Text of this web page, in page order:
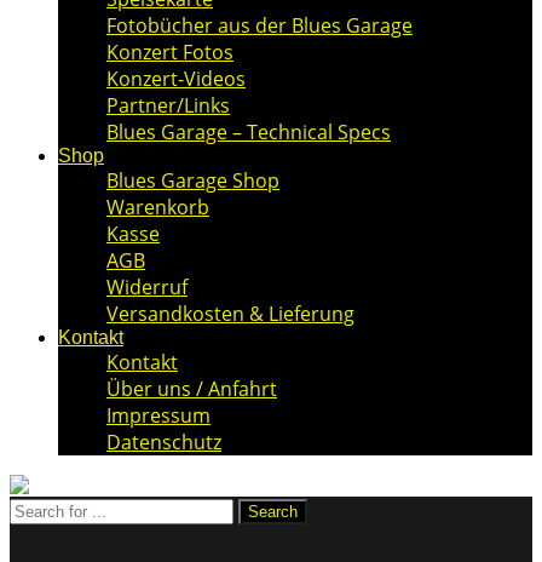
Fotobücher aus der Blues Garage
Konzert Fotos
Konzert-Videos
Partner/Links
Blues Garage – Technical Specs
Shop
Blues Garage Shop
Warenkorb
Kasse
AGB
Widerruf
Versandkosten & Lieferung
Kontakt
Kontakt
Über uns / Anfahrt
Impressum
Datenschutz